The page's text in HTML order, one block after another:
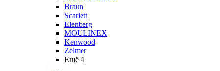
Braun
Scarlett
Elenberg
MOULINEX
Kenwood
Zelmer
Ещё 4